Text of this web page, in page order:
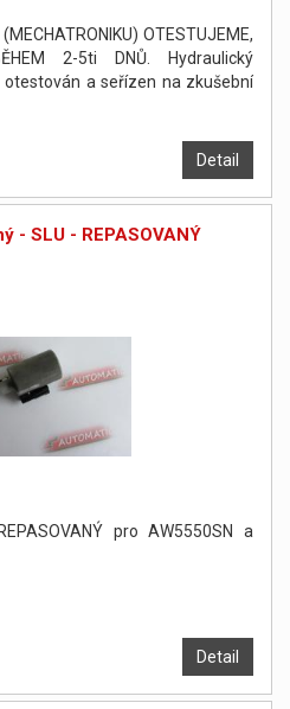
OTESTUJEME,
2-5ti DNŮ. Hydraulický
a seřízen na zkušební
Detail
- SLU - REPASOVANÝ
pro AW5550SN a
Detail